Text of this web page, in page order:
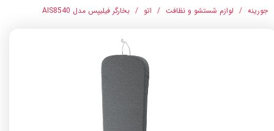
جورینه لوازم شستشو و نظافت اتو بخارگر فیلیپس مدل AIS8540